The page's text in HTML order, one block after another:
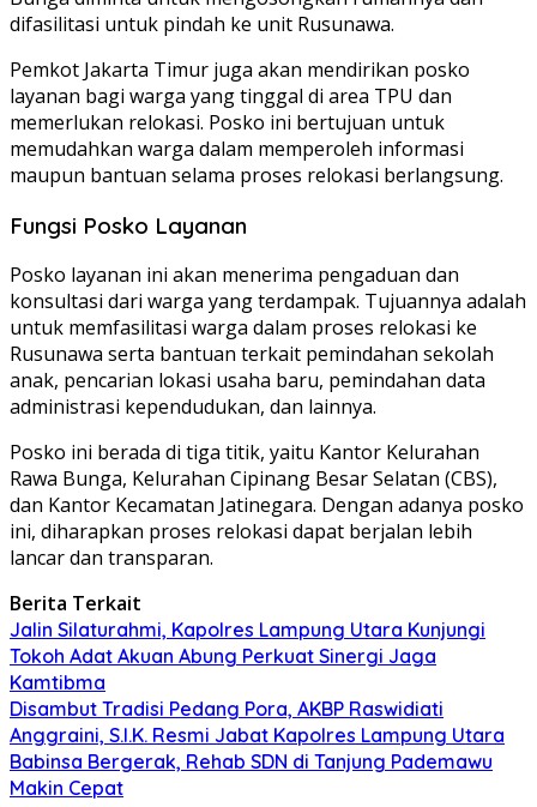
difasilitasi untuk pindah ke unit Rusunawa.
Pemkot Jakarta Timur juga akan mendirikan posko
layanan bagi warga yang tinggal di area TPU dan
memerlukan relokasi. Posko ini bertujuan untuk
memudahkan warga dalam memperoleh informasi
maupun bantuan selama proses relokasi berlangsung.
Fungsi Posko Layanan
Posko layanan ini akan menerima pengaduan dan
konsultasi dari warga yang terdampak. Tujuannya adalah
untuk memfasilitasi warga dalam proses relokasi ke
Rusunawa serta bantuan terkait pemindahan sekolah
anak, pencarian lokasi usaha baru, pemindahan data
administrasi kependudukan, dan lainnya.
Posko ini berada di tiga titik, yaitu Kantor Kelurahan
Rawa Bunga, Kelurahan Cipinang Besar Selatan (CBS),
dan Kantor Kecamatan Jatinegara. Dengan adanya posko
ini, diharapkan proses relokasi dapat berjalan lebih
lancar dan transparan.
Berita Terkait
Jalin Silaturahmi, Kapolres Lampung Utara Kunjungi
Tokoh Adat Akuan Abung Perkuat Sinergi Jaga
Kamtibma
Disambut Tradisi Pedang Pora, AKBP Raswidiati
Anggraini, S.I.K. Resmi Jabat Kapolres Lampung Utara
Babinsa Bergerak, Rehab SDN di Tanjung Pademawu
Makin Cepat